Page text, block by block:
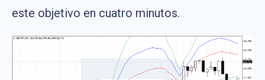
este objetivo en cuatro minutos.